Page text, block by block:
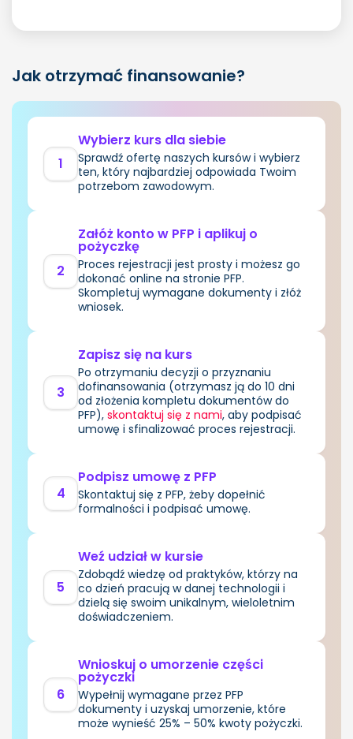
Jak otrzymać finansowanie?
1
Wybierz kurs dla siebie
Sprawdź ofertę naszych kursów i wybierz
ten, który najbardziej odpowiada Twoim
potrzebom zawodowym.
2
Załóż konto w PFP i aplikuj o
pożyczkę
Proces rejestracji jest prosty i możesz go
dokonać online na stronie PFP.
Skompletuj wymagane dokumenty i złóż
wniosek.
3
Zapisz się na kurs
Po otrzymaniu decyzji o przyznaniu
dofinansowania (otrzymasz ją do 10 dni
od złożenia kompletu dokumentów do
PFP), skontaktuj się z nami, aby podpisać
umowę i sfinalizować proces rejestracji.
4
Podpisz umowę z PFP
Skontaktuj się z PFP, żeby dopełnić
formalności i podpisać umowę.
5
Weź udział w kursie
Zdobądź wiedzę od praktyków, którzy na
co dzień pracują w danej technologii i
dzielą się swoim unikalnym, wieloletnim
doświadczeniem.
6
Wnioskuj o umorzenie części
pożyczki
Wypełnij wymagane przez PFP
dokumenty i uzyskaj umorzenie, które
może wynieść 25% – 50% kwoty pożyczki.